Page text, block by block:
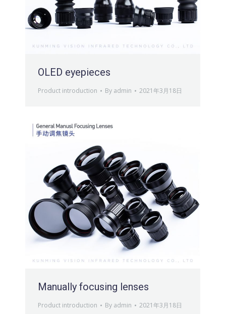
OLED eyepieces
Product introduction By admin 2021年3月18日
Manually focusing lenses
Product introduction By admin 2021年3月18日